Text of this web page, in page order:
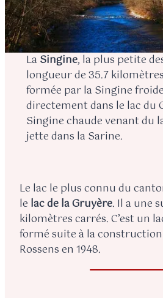
La Singine, la plus petite
longueur de 35.7
formée par la Singine
directement dans le lac du
Singine chaude venant du
jette dans la Sarine.
Le lac le plus connu du
le lac de la Gruyère. Il a une
kilomètres carrés. C’est un
formé suite à la
Rossens en 1948.